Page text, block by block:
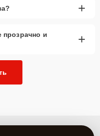
+
прозрачно и
+